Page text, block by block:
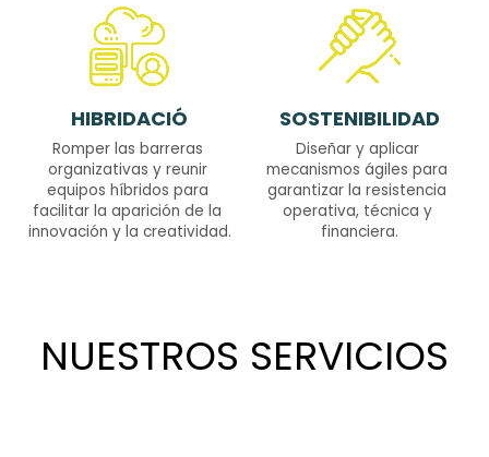
HIBRIDACIÓ
Romper las barreras
organizativas y reunir
equipos híbridos para
facilitar la aparición de la
innovación y la creatividad.
SOSTENIBILIDAD
Diseñar y aplicar
mecanismos ágiles para
garantizar la resistencia
operativa, técnica y
financiera.
NUESTROS SERVICIOS